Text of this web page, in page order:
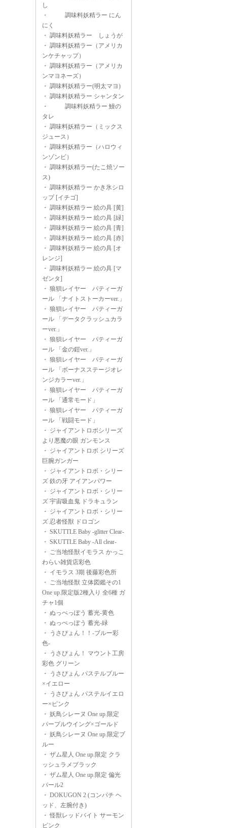
し
・
調味料妖精ラー にん
にく
・ 調味料妖精ラー しょうが
・ 調味料妖精ラー（アメリカ
ンケチャップ）
・ 調味料妖精ラー（アメリカ
ンマヨネーズ）
・ 調味料妖精ラー(明太マヨ)
・ 調味料妖精ラー シャンタン
・
調味料妖精ラー 鰻の
タレ
・ 調味料妖精ラー（ミックス
ジュース）
・ 調味料妖精ラー（ハロウィ
ンゾンビ）
・ 調味料妖精ラー(たこ焼ソー
ス)
・ 調味料妖精ラー かき氷シロ
ップ [イチゴ]
・ 調味料妖精ラー 絵の具 [黄]
・ 調味料妖精ラー 絵の具 [緑]
・ 調味料妖精ラー 絵の具 [青]
・ 調味料妖精ラー 絵の具 [赤]
・ 調味料妖精ラー 絵の具 [オ
レンジ]
・ 調味料妖精ラー 絵の具 [マ
ゼンタ]
・ 狼狽レイヤー パティーガ
ール 「ナイトストーカーver.」
・ 狼狽レイヤー パティーガ
ール 「データクラッシュカラ
ーver.」
・ 狼狽レイヤー パティーガ
ール 「金の鎧ver.」
・ 狼狽レイヤー パティーガ
ール 「ボーナスステージオレ
ンジカラーver.」
・ 狼狽レイヤー パティーガ
ール 「通常モード」
・ 狼狽レイヤー パティーガ
ール 「戦闘モード」
・ ジャイアントロボシリーズ
より悪魔の眼 ガンモンス
・ ジャイアントロボ シリーズ
巨腕ガンガー
・ ジャイアントロボ・シリー
ズ 鉄の牙 アイアンパワー
・ ジャイアントロボ・シリー
ズ 宇宙吸血鬼 ドラキュラン
・ ジャイアントロボ・シリー
ズ 忍者怪獣 ドロゴン
・ SKUTTLE Baby -glitter Clear-
・ SKUTTLE Baby -All clear-
・ ご当地怪獣イモラス かっこ
わらい雑貨店彩色
・ イモラス 3期 後藤彩色所
・ ご当地怪獣 立体図鑑その1
One up.限定版2種入り 全6種 ガ
チャ1個
・ ぬっぺっぽう 蓄光-黄色
・ ぬっぺっぽう 蓄光-緑
・
うさぴょん！！-ブルー彩
色-
・
うさぴょん！ マウント工房
彩色 グリーン
・
うさぴょん パステルブルー
×イエロー
・
うさぴょん パステルイエロ
ー×ピンク
・ 妖鳥シレーヌ One up.限定
パープルウイング×ゴールド
・ 妖鳥シレーヌ One up.限定ブ
ルー
・ ザム星人 One up.限定 クラ
ッシュラメブラック
・ ザム星人 One up.限定 偏光
パール2
・ DOKUGON 2 (コンパチ ヘ
ッド、左腕付き)
・怪獣レッドバイト サーモン
ピンク